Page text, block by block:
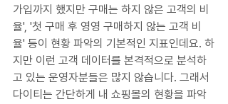
가입까지 했지만 구매는 하지 않은 고객의 비
율', '첫 구매 후 영영 구매하지 않는 고객 비
율' 등이 현황 파악의 기본적인 지표인데요. 하
지만 이런 고객 데이터를 본격적으로 분석하
고 있는 운영자분들은 많지 않습니다. 그래서
다이티는 간단하게 내 쇼핑몰의 현황을 파악